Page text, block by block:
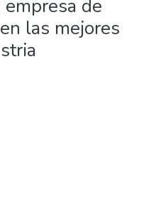
de
las mejores